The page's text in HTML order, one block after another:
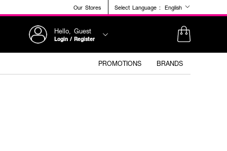
Our Stores Select Language : English
Hello, Guest
Login / Register
PROMOTIONS BRANDS